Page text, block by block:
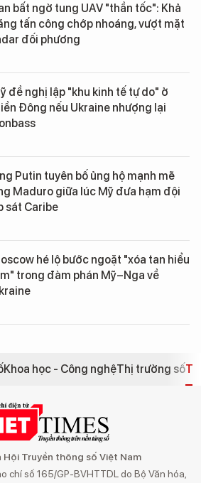
bất ngờ tung UAV "thần tốc": Khả
tấn công chớp nhoáng, vượt mặt
đối phương
đề nghị lập "khu kinh tế tự do" ở
Đông nếu Ukraine nhượng lại
Putin tuyên bố ủng hộ mạnh mẽ
Maduro giữa lúc Mỹ đưa hạm đội
sát Caribe
hé lộ bước ngoặt "xóa tan hiểu
trong đàm phán Mỹ–Nga về
Khoa học - Công nghệThị trường số
Hội Truyền thông số Việt Nam
chí số 165/GP-BVHTTDL do Bộ Văn hóa,